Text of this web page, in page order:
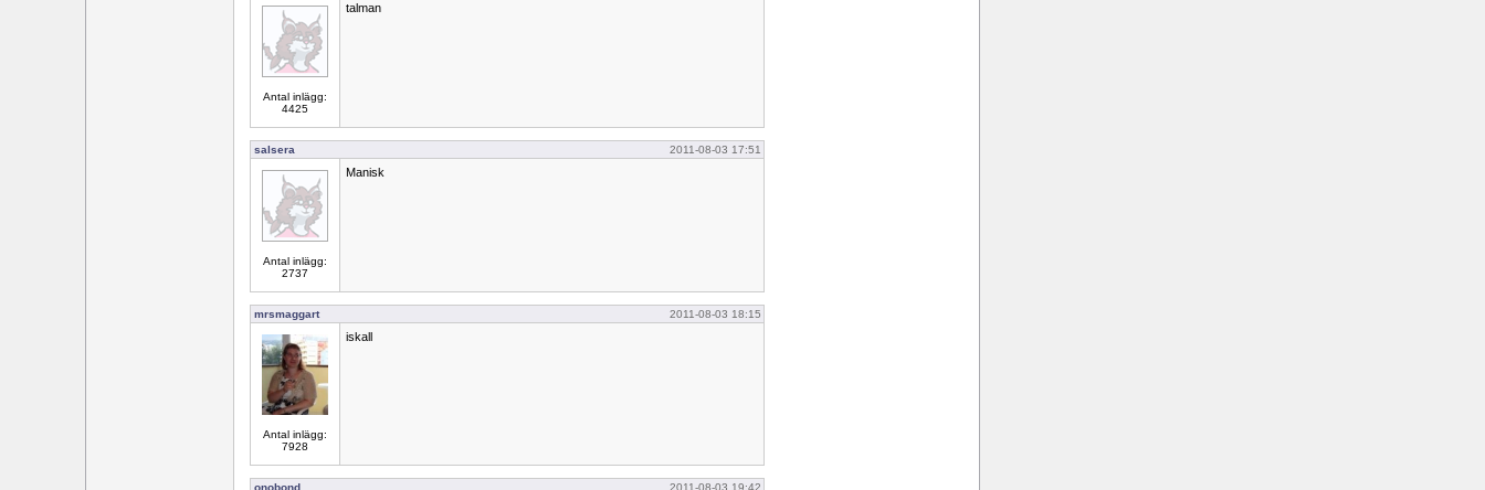
Antal inlägg:
4425
talman
salsera 2011-08-03 17:51
Antal inlägg:
2737
Manisk
mrsmaggart 2011-08-03 18:15
Antal inlägg:
7928
iskall
onobond 2011-08-03 19:42